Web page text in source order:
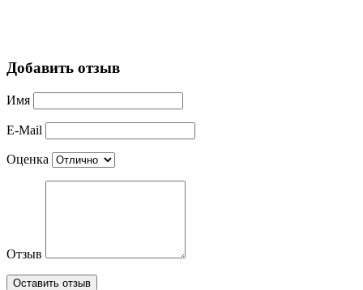
Добавить отзыв
Имя
E-Mail
Оценка
Отзыв
Оставить отзыв